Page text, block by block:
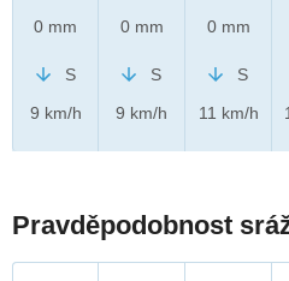
0 mm
S
9 km/h
0 mm
S
9 km/h
0 mm
S
11 km/h
Pravděpodobnost